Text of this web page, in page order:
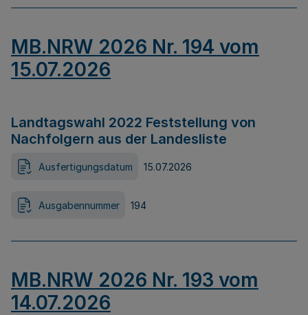
MB.NRW 2026 Nr. 194 vom
15.07.2026
Landtagswahl 2022 Feststellung von
Nachfolgern aus der Landesliste
Ausfertigungsdatum 15.07.2026
Ausgabennummer 194
MB.NRW 2026 Nr. 193 vom
14.07.2026